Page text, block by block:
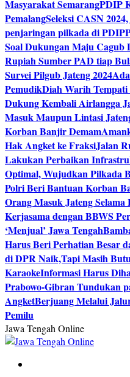
Masyarakat SemarangPDIP
PemalangSeleksi CASN
penjaringan pilkada di PDIP
Soal Dukungan Maju Cagub
Rupiah Sumber PAD tiap
Survei Pilgub Jateng 2024
PemudikDiah Warih Tempati
Dukung Kembali Airlangga
Masuk Maupun Lintasi
Korban Banjir Demam
Hak Angket ke FraksiJalan
Lakukan Perbaikan
Optimal, Wujudkan Pilkada
Polri Beri Bantuan Korban
Orang Masuk Jateng Selama
Kerjasama dengan BBWS
‘Menjual’ Jawa Tengah
Harus Beri Perhatian Besar
di DPR Naik,Tapi Masih
KaraokeInformasi Harus
Prabowo-Gibran Tundukan
AngketBerjuang Melalui
Pemilu
Jawa Tengah Online
Berita Jawa Tengah Terbaru